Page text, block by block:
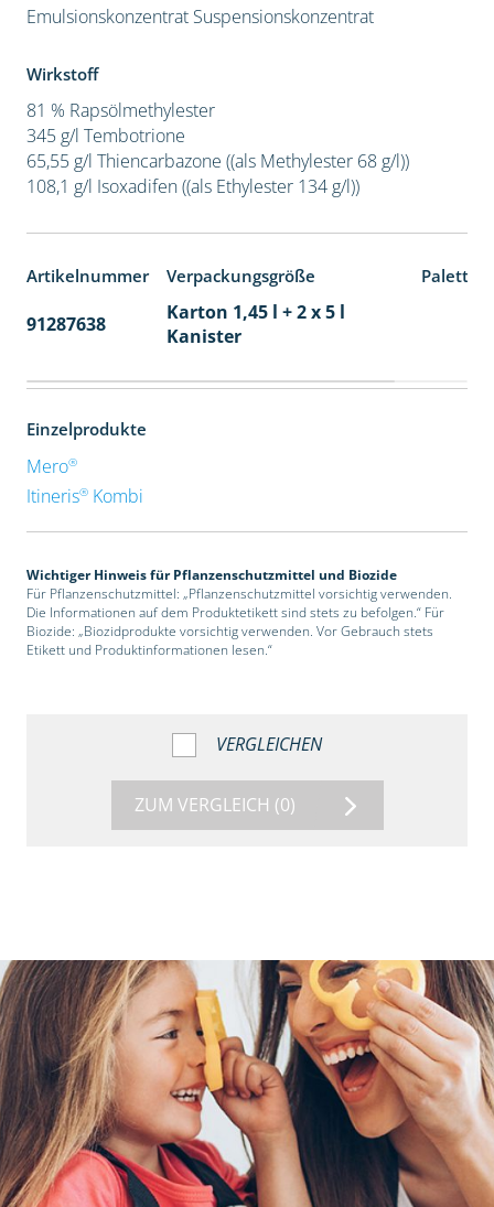
Emulsionskonzentrat Suspensionskonzentrat
Wirkstoff
81 % Rapsölmethylester
345 g/l Tembotrione
65,55 g/l Thiencarbazone ((als Methylester 68 g/l))
108,1 g/l Isoxadifen ((als Ethylester 134 g/l))
Artikelnummer Verpackungsgröße
91287638
Karton 1,45 l + 2 x 5 l
Kanister
Einzelprodukte
Mero®
Itineris®Kombi
Wichtiger Hinweis für Pflanzenschutzmittel und Biozide
Für Pflanzenschutzmittel: „Pflanzenschutzmittel vorsichtig verwenden.
Die Informationen auf dem Produktetikett sind stets zu befolgen.“ Für
Biozide: „Biozidprodukte vorsichtig verwenden. Vor Gebrauch stets
Etikett und Produktinformationen lesen.“
VERGLEICHEN
ZUM VERGLEICH (0)